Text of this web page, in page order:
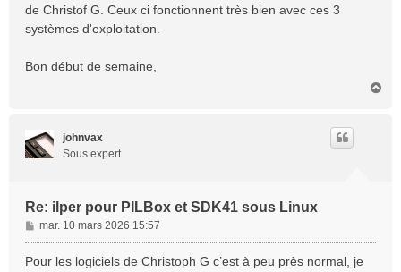
de Christof G. Ceux ci fonctionnent très bien avec ces 3
systèmes d'exploitation.
Bon début de semaine,
johnvax
Sous expert
Re: ilper pour PILBox et SDK41 sous Linux
M
e
s
mar. 10 mars 2026 15:57
Pour les logiciels de Christoph G c’est à peu près normal, je